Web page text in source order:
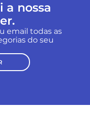
a nossa
email todas as
do seu